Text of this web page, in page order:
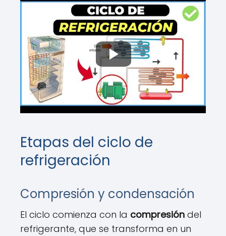
Etapas del ciclo de
refrigeración
Compresión y condensación
El ciclo comienza con la compresión del
refrigerante, que se transforma en un